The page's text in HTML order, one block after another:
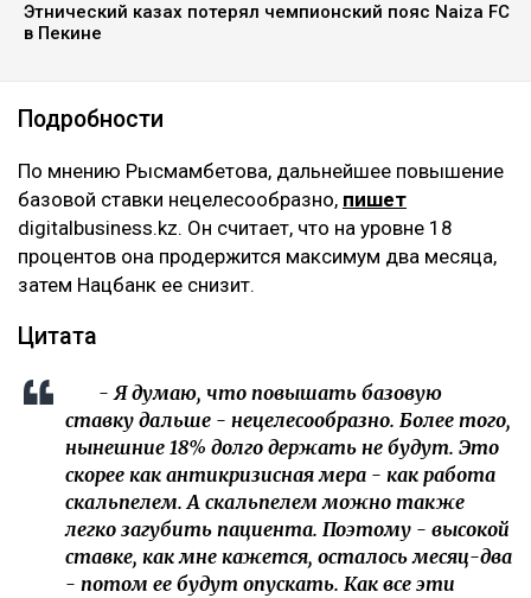
Этнический казах потерял чемпионский пояс Naiza FC
в Пекине
Подробности
‎По мнению Рысмамбетова, дальнейшее повышение
базовой ставки нецелесообразно, пишет
digitalbusiness.kz. Он считает, что на уровне 18
процентов она продержится максимум два месяца,
затем Нацбанк ее снизит.
‎Цитата
- ‎Я думаю, что повышать базовую
ставку дальше - нецелесообразно. Более того,
нынешние 18% долго держать не будут. Это
скорее как антикризисная мера - как работа
скальпелем. А скальпелем можно также
легко загубить пациента. Поэтому - высокой
ставке, как мне кажется, осталось месяц-два
- потом ее будут опускать. Как все эти